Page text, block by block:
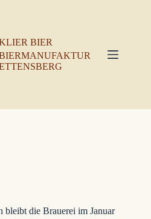
BIER
bleibt die Brauerei im Januar